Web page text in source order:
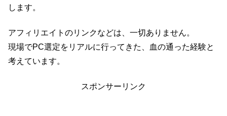
します。
アフィリエイトのリンクなどは、一切ありません。
現場でPC選定をリアルに行ってきた、血の通った経験と
考えています。
スポンサーリンク